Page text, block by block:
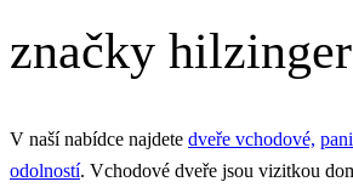
značky hilzinger
V naší nabídce najdete dveře vchodové,
odolností. Vchodové dveře jsou vizitkou